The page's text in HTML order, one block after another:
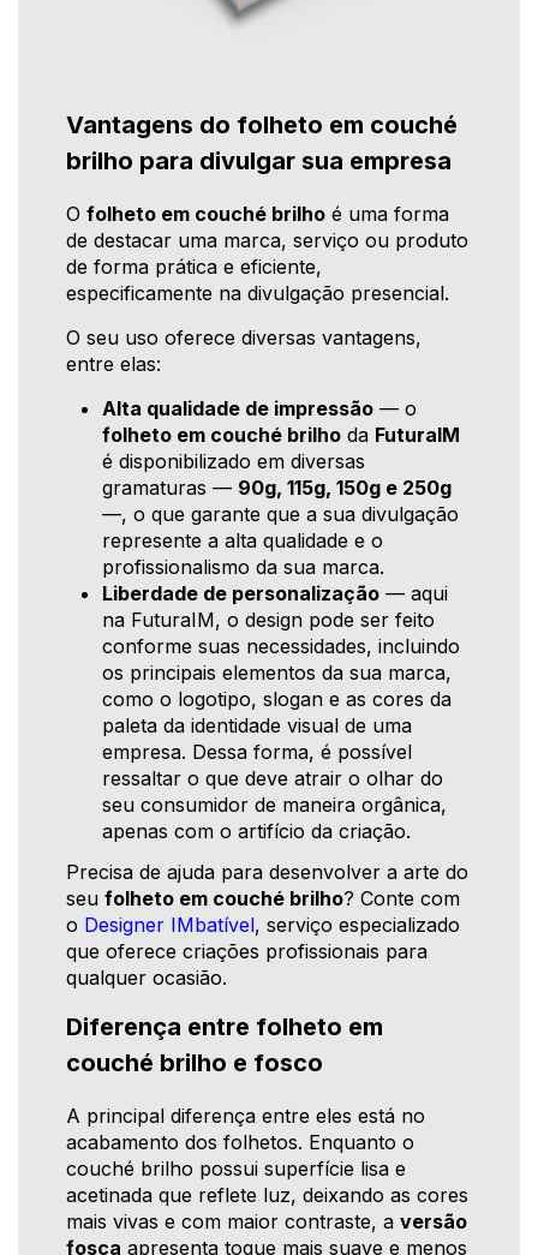
Vantagens do folheto em couché
brilho para divulgar sua empresa
O folheto em couché brilho é uma forma
de destacar uma marca, serviço ou produto
de forma prática e eficiente,
especificamente na divulgação presencial.
O seu uso oferece diversas vantagens,
entre elas:
Alta qualidade de impressão — o
folheto em couché brilho da FuturaIM
é disponibilizado em diversas
gramaturas — 90g, 115g, 150g e 250g
—, o que garante que a sua divulgação
represente a alta qualidade e o
profissionalismo da sua marca.
Liberdade de personalização — aqui
na FuturaIM, o design pode ser feito
conforme suas necessidades, incluindo
os principais elementos da sua marca,
como o logotipo, slogan e as cores da
paleta da identidade visual de uma
empresa. Dessa forma, é possível
ressaltar o que deve atrair o olhar do
seu consumidor de maneira orgânica,
apenas com o artifício da criação.
Precisa de ajuda para desenvolver a arte do
seu folheto em couché brilho? Conte com
o Designer IMbatível, serviço especializado
que oferece criações profissionais para
qualquer ocasião.
Diferença entre folheto em
couché brilho e fosco
A principal diferença entre eles está no
acabamento dos folhetos. Enquanto o
couché brilho possui superfície lisa e
acetinada que reflete luz, deixando as cores
mais vivas e com maior contraste, a versão
fosca apresenta toque mais suave e menos